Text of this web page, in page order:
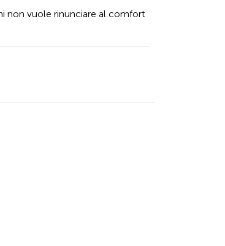
non vuole rinunciare al comfort